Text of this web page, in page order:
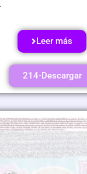
Leer más
214-Descargar